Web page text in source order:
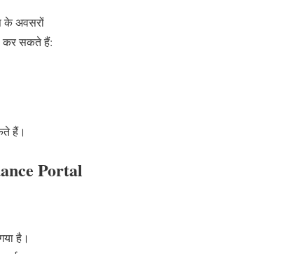
के अवसरों
कर सकते हैं:
हैं।
Portal
है।